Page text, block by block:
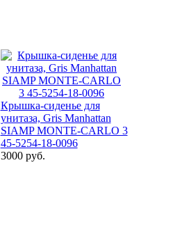
Крышка-сиденье для
унитаза, Gris Manhattan
SIAMP MONTE-CARLO 3
45-5254-18-0096
3000 руб.